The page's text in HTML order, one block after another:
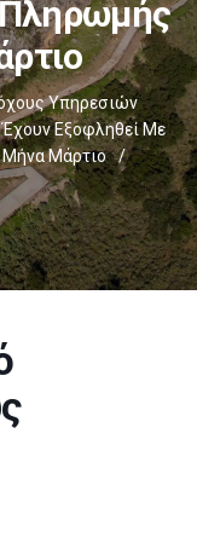
Υπηρεσιών
Εξοφληθεί Με
Μήνα Μάρτιο
/